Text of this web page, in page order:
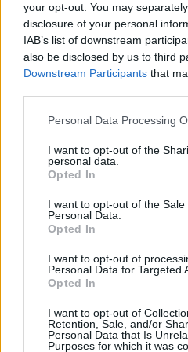
your opt-out. You may
disclosure of your personal
IAB’s list of downstream
also be disclosed by us to third
Downstream Participants that
Personal Data Processing
I want to opt-out of the
personal data.
Opted In
I want to opt-out of the Sale
Personal Data.
Opted In
I want to opt-out of
Personal Data for Targeted
Opted In
I want to opt-out of
Retention, Sale, and/or
Personal Data that Is
Purposes for which it was
17/06/2012
Le divise verdi sono il
dello Stato
10/06/2012
civile Dai ministri sì alla
sulla disgrazia»
Si è concluso il lungo
tavolo di
presieduto dal